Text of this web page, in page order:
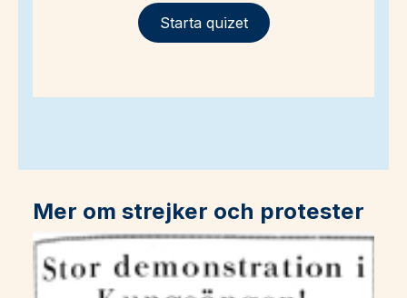
Starta quizet
Mer om strejker och protester